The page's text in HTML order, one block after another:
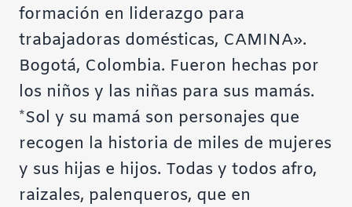
formación en liderazgo para
trabajadoras domésticas, CAMINA».
Bogotá, Colombia. Fueron hechas por
los niños y las niñas para sus mamás.
*Sol y su mamá son personajes que
recogen la historia de miles de mujeres
y sus hijas e hijos. Todas y todos afro,
raizales, palenqueros, que en